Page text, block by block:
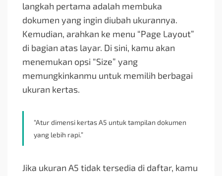
langkah pertama adalah membuka
dokumen yang ingin diubah ukurannya.
Kemudian, arahkan ke menu “Page Layout”
di bagian atas layar. Di sini, kamu akan
menemukan opsi “Size” yang
memungkinkanmu untuk memilih berbagai
ukuran kertas.
“Atur dimensi kertas A5 untuk tampilan dokumen
yang lebih rapi.”
Jika ukuran A5 tidak tersedia di daftar, kamu